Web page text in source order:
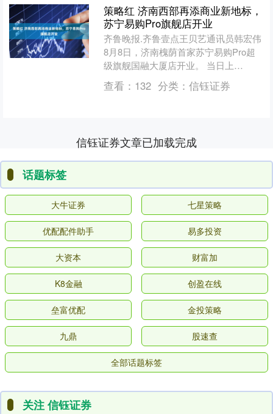
策略红 济南西部再添商业新地标，
苏宁易购Pro旗舰店开业
齐鲁晚报.齐鲁壹点王贝艺通讯员韩宏伟
8月8日，济南槐荫首家苏宁易购Pro超
级旗舰国融大厦店开业。 当日上
午，“约惠槐荫”夏日消费季家电等消费
品以旧换新“五进”....
查看： 132 分类： 信钰证券
信钰证券文章已加载完成
话题标签
大牛证券 七星策略
优配配件助手 易多投资
大资本 财富加
K8金融 创盈在线
垒富优配 金投策略
九鼎 股速查
全部话题标签
关注 信钰证券